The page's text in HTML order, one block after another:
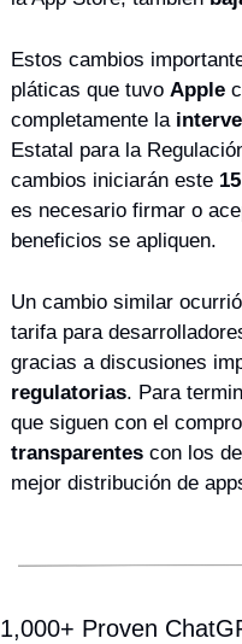
Estos cambios
pláticas que tuvo Apple
completamente la
Estatal para la
cambios iniciarán este
es necesario firmar o
beneficios se apliquen.
Un cambio similar
tarifa para
gracias a discusiones
regulatorias. Para
transparentes con los
mejor distribución de
1,000+ Proven